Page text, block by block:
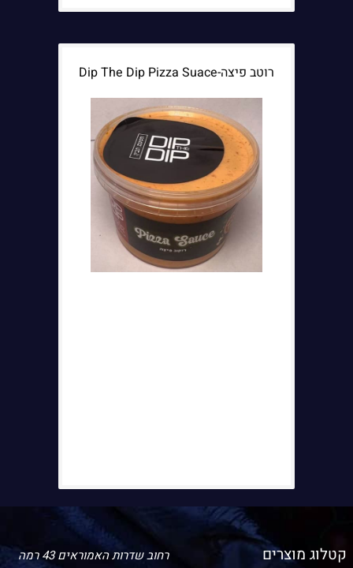
רוטב פיצה-Dip The Dip Pizza Suace
קטלוג מוצרים
רחוב שדרות האמוראים 43 רמה